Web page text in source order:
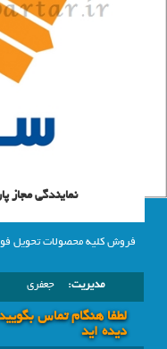
نمایندگی مجاز
فروش کلیه محصولات تحویل
مدیریت: جعفری
لطفا هنگام تماس
دیده اید